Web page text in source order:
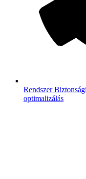
Rendszer
optimalizálás